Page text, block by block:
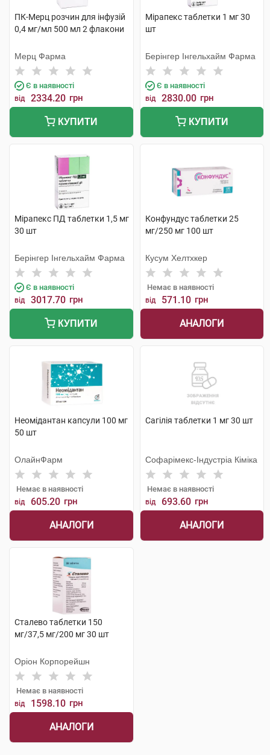
ПК-Мерц розчин для інфузій
0,4 мг/мл 500 мл 2 флакони
Мерц Фарма
Є в наявності
від 2334.20 грн
КУПИТИ
Мірапекс таблетки 1 мг 30
шт
Берінгер Інгельхайм Фарма
Є в наявності
від 2830.00 грн
КУПИТИ
Мірапекс ПД таблетки 1,5 мг
30 шт
Берінгер Інгельхайм Фарма
Є в наявності
від 3017.70 грн
КУПИТИ
Конфундус таблетки 25
мг/250 мг 100 шт
Кусум Хелтхкер
Немає в наявності
від 571.10 грн
АНАЛОГИ
Неомідантан капсули 100 мг
50 шт
ОлайнФарм
Немає в наявності
від 605.20 грн
АНАЛОГИ
Сагілія таблетки 1 мг 30 шт
Софарімекс-Індустріа Кіміка
Немає в наявності
від 693.60 грн
АНАЛОГИ
Сталево таблетки 150
мг/37,5 мг/200 мг 30 шт
Оріон Корпорейшн
Немає в наявності
від 1598.10 грн
АНАЛОГИ